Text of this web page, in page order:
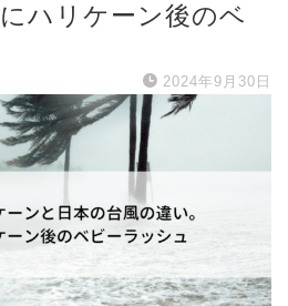
ハリケーン後のベ
2024年9月30日